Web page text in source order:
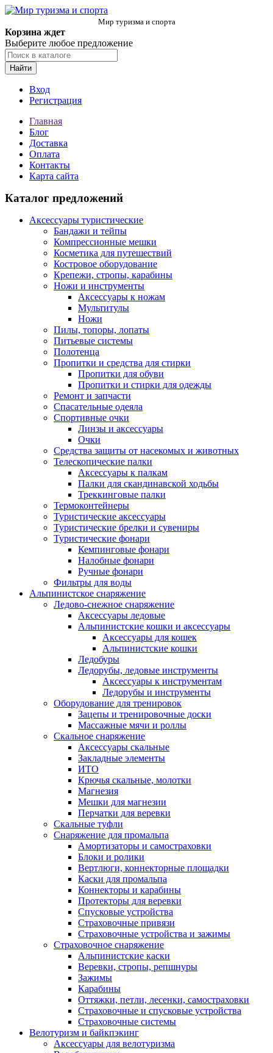
Мир туризма и спорта
Корзина ждет
Выберите любое предложение
Найти
Вход
Регистрация
Главная
Блог
Доставка
Оплата
Контакты
Карта сайта
Каталог предложений
Аксессуары туристические
Бандажи и тейпы
Компрессионные мешки
Косметика для путешествий
Костровое оборудование
Крепежи, стропы, карабины
Ножи и инструменты
Аксессуары к ножам
Мультитулы
Ножи
Пилы, топоры, лопаты
Питьевые системы
Полотенца
Пропитки и средства для стирки
Пропитки для обуви
Пропитки и стирки для одежды
Ремонт и запчасти
Спасательные одеяла
Спортивные очки
Линзы и аксессуары
Очки
Средства защиты от насекомых и животных
Телескопические палки
Аксессуары к палкам
Палки для скандинавской ходьбы
Треккинговые палки
Термоконтейнеры
Туристические аксессуары
Туристические брелки и сувениры
Туристические фонари
Кемпинговые фонари
Налобные фонари
Ручные фонари
Фильтры для воды
Альпинистское снаряжение
Ледово-снежное снаряжение
Аксессуары ледовые
Альпинистские кошки и аксессуары
Аксессуары для кошек
Альпинистские кошки
Ледобуры
Ледорубы, ледовые инструменты
Аксессуары к инструментам
Ледорубы и инструменты
Оборудование для тренировок
Зацепы и тренировочные доски
Массажные мячи и роллы
Скальное снаряжение
Аксессуары скальные
Закладные элементы
ИТО
Крючья скальные, молотки
Магнезия
Мешки для магнезии
Перчатки для веревки
Скальные туфли
Снаряжение для промальпа
Амортизаторы и самостраховки
Блоки и ролики
Вертлюги, коннекторные площадки
Каски для промальпа
Коннекторы и карабины
Протекторы для веревки
Спусковые устройства
Страховочные привязи
Страховочные устройства и зажимы
Страховочное снаряжение
Альпинистские каски
Веревки, стропы, репшнуры
Зажимы
Карабины
Оттяжки, петли, лесенки, самостраховки
Страховочные и спусковые устройства
Страховочные системы
Велотуризм и байкпэкинг
Аксессуары для велотуризма